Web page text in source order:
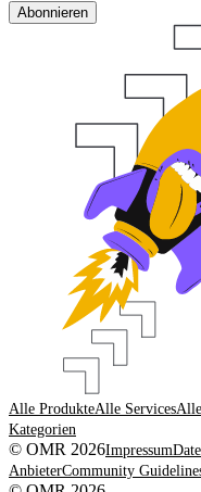
Abonnieren
Alle ProdukteAlle Services
Kategorien
© OMR 2026Impressum
AnbieterCommunity